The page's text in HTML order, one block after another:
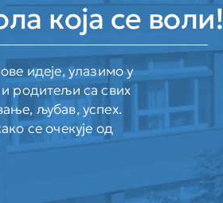
која се воли!
идеје, улазимо у
родитељи са свих
љубав, успех.
се очекује од